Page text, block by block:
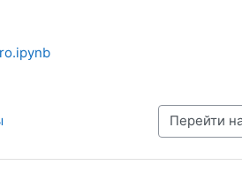
Перейти на...